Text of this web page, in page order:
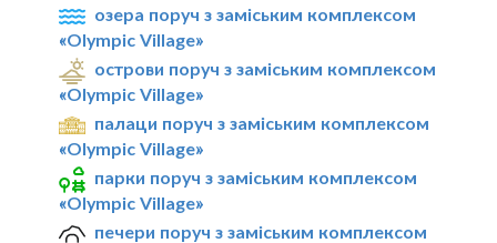
озера поруч з заміським комплексом
«Olympic Village»
острови поруч з заміським комплексом
«Olympic Village»
палаци поруч з заміським комплексом
«Olympic Village»
парки поруч з заміським комплексом
«Olympic Village»
печери поруч з заміським комплексом